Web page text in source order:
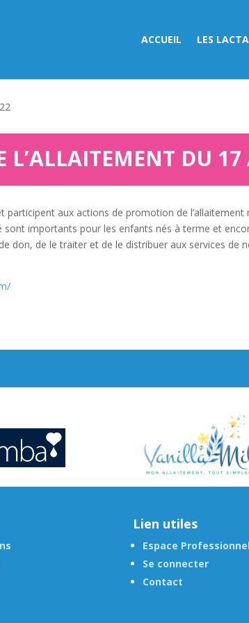
ACCUEIL LES
DU
participent aux actions de promotion de
importants pour les enfants nés à terme et
don, de le traiter et de le distribuer aux services de
Lien utiles
Espace Professionnel
Se connecter
Contact